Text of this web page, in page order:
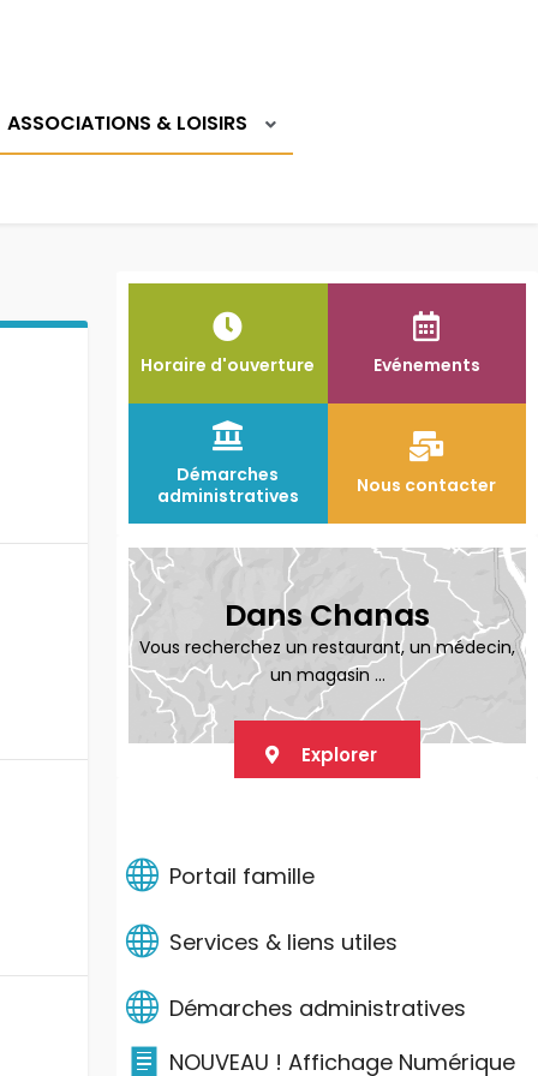
ASSOCIATIONS & LOISIRS
Horaire d'ouverture Evénements
Démarches
administratives
Nous contacter
Dans Chanas
Vous recherchez un restaurant, un médecin,
un magasin ...
Explorer
Portail famille
Services & liens utiles
Démarches administratives
NOUVEAU ! Affichage Numérique